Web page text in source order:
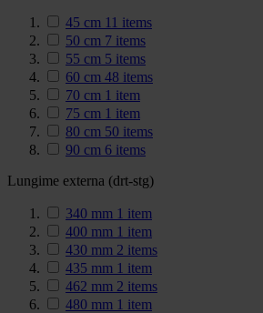
45 cm 11 items
50 cm 7 items
55 cm 5 items
60 cm 48 items
70 cm 1 item
75 cm 1 item
80 cm 50 items
90 cm 6 items
Lungime externa (drt-stg)
340 mm 1 item
400 mm 1 item
430 mm 2 items
435 mm 1 item
462 mm 2 items
480 mm 1 item